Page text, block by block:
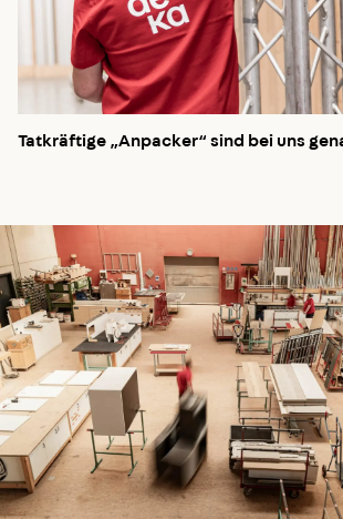
Tatkräftige „Anpacker“ sind bei uns